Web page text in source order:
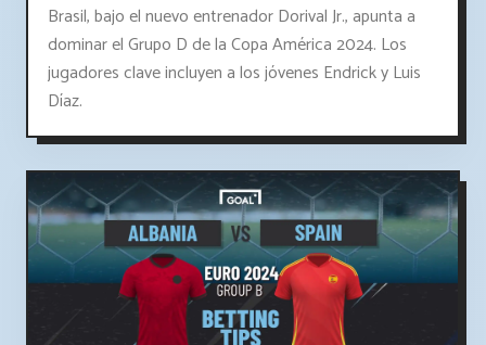
Brasil, bajo el nuevo entrenador Dorival Jr., apunta a
dominar el Grupo D de la Copa América 2024. Los
jugadores clave incluyen a los jóvenes Endrick y Luis
Díaz.